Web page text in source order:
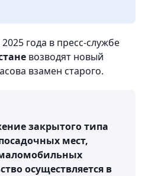
года в пресс-службе
возводят новый
взамен старого.
закрытого типа
мест,
осуществляется в